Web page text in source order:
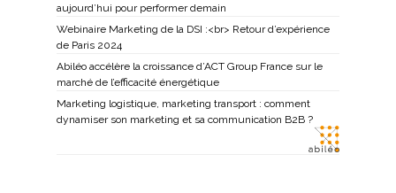
aujourd’hui pour performer demain
Webinaire Marketing de la DSI :<br> Retour d’expérience
de Paris 2024
Abiléo accélère la croissance d’ACT Group France sur le
marché de l’efficacité énergétique
Marketing logistique, marketing transport : comment
dynamiser son marketing et sa communication B2B ?